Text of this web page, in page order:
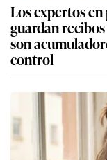
Los expertos
guardan
son
control